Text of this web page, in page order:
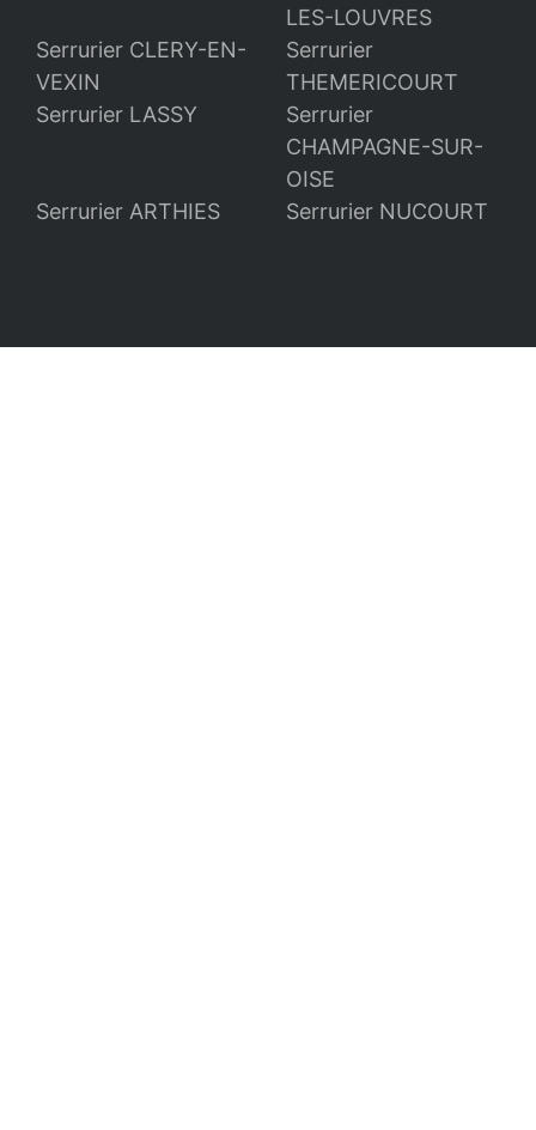
LES-LOUVRES
Serrurier CLERY-EN-
VEXIN
Serrurier
THEMERICOURT
Serrurier LASSY
Serrurier
CHAMPAGNE-SUR-
OISE
Serrurier ARTHIES
Serrurier NUCOURT